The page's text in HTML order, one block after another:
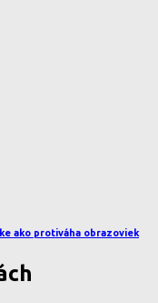
ako protiváha obrazoviek